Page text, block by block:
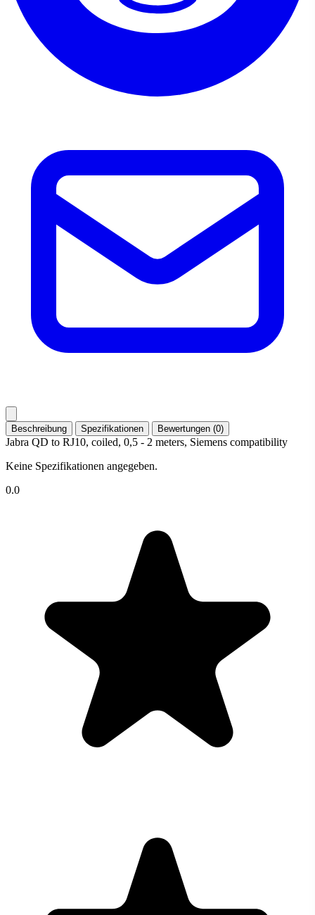
Beschreibung Spezifikationen Bewertungen (0)
Jabra QD to RJ10, coiled, 0,5 - 2 meters, Siemens compatibility
Keine Spezifikationen angegeben.
0.0